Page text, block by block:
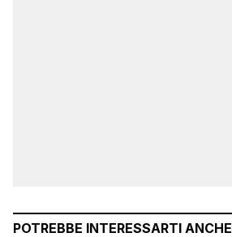
POTREBBE INTERESSARTI ANCHE